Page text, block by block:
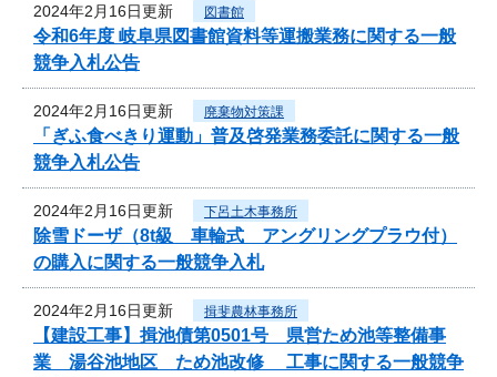
2024年2月16日更新 図書館
令和6年度 岐阜県図書館資料等運搬業務に関する一般
競争入札公告
2024年2月16日更新 廃棄物対策課
「ぎふ食べきり運動」普及啓発業務委託に関する一般
競争入札公告
2024年2月16日更新 下呂土木事務所
除雪ドーザ（8t級 車輪式 アングリングプラウ付）
の購入に関する一般競争入札
2024年2月16日更新 揖斐農林事務所
【建設工事】揖池債第0501号 県営ため池等整備事
業 湯谷池地区 ため池改修 工事に関する一般競争